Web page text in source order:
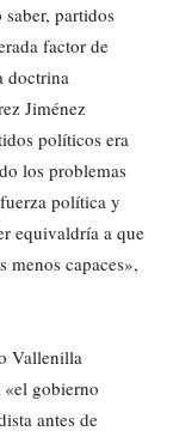
partidos
factor de
doctrina
Jiménez
políticos era
los problemas
política y
equivaldría a que
menos capaces»,
Vallenilla
«el gobierno
antes de